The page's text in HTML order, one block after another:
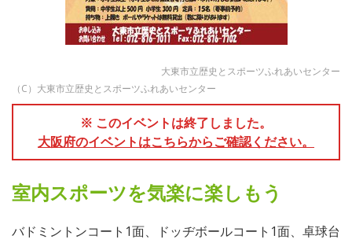
大東市立歴史とスポーツふれあいセンター
（C）大東市立歴史とスポーツふれあいセンター
※ このイベントは終了しました。
大阪府のイベントはこちらからご確認ください。
室内スポーツを気楽に楽しもう
バドミントンコート1面、ドッヂボールコート1面、卓球台